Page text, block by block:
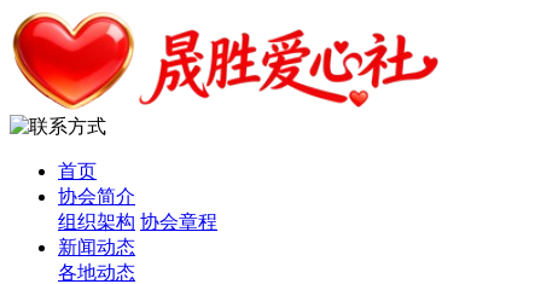
首页
协会简介
组织架构 协会章程
新闻动态
各地动态